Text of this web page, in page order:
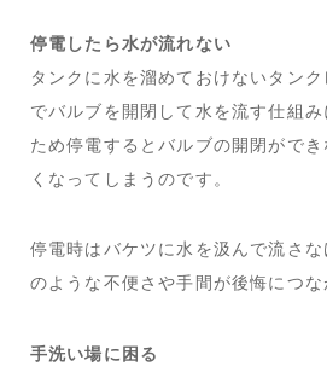
停電したら水が流れない
タンクに水を溜めておけないタン
でバルブを開閉して水を流す仕組
ため停電するとバルブの開閉がで
くなってしまうのです。
停電時はバケツに水を汲んで流さ
のような不便さや手間が後悔につな
手洗い場に困る